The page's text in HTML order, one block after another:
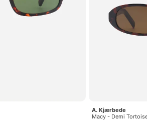
A. Kjærbede
Macy - Demi